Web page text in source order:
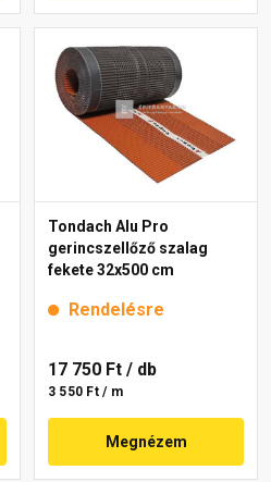
Tondach Alu Pro
gerincszellőző szalag
fekete 32x500 cm
Rendelésre
17 750 Ft / db
3 550 Ft / m
Megnézem